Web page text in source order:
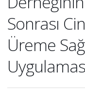
Sonrası
Üreme
Uygulamas